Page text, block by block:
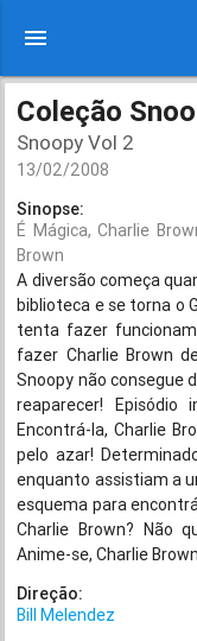
menu
Coleção
Snoopy Vol 2
13/02/2008
Sinopse:
É Mágica, Charlie
Brown
A diversão começa
biblioteca e se torna o
tenta fazer
fazer Charlie Brown
Snoopy não consegue
reaparecer!
Encontrá-la, Charlie
pelo azar!
enquanto assistiam a
esquema para
Charlie Brown? Não
Anime-se, Charlie
Direção:
Bill Melendez